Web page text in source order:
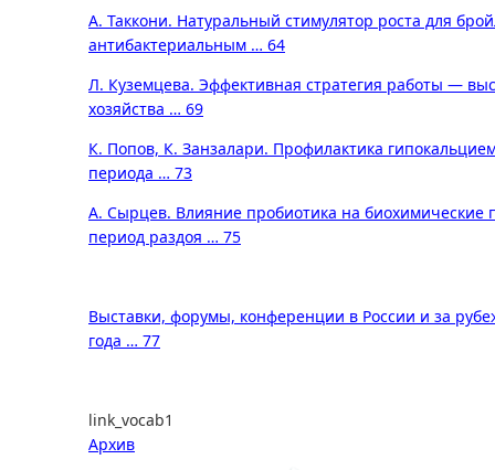
А. Таккони. Натуральный стимулятор роста для
антибактериальным … 64
Л. Куземцева. Эффективная стратегия работы —
хозяйства … 69
К. Попов, К. Занзалари. Профилактика
периода … 73
А. Сырцев. Влияние пробиотика на биохимические
период раздоя … 75
Выставки, форумы, конференции в России и за
года … 77
link_vocab1
Архив